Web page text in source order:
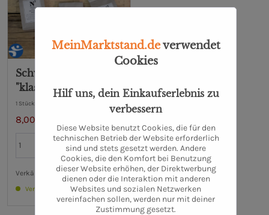
Schwarztee
"klassisch"
Probierpaket
1 Stück
8,00 €
Verkäufer: Nölker & Nölker Inh. Hendrik Nölker e.K.
Verfügbar
MeinMarktstand.deverwendet
Cookies
Hilf uns, dein Einkaufserlebnis zu
verbessern
Diese Website benutzt Cookies, die für den
technischen Betrieb der Website erforderlich
sind und stets gesetzt werden. Andere
Cookies, die den Komfort bei Benutzung
dieser Website erhöhen, der Direktwerbung
dienen oder die Interaktion mit anderen
Websites und sozialen Netzwerken
vereinfachen sollen, werden nur mit deiner
Zustimmung gesetzt.